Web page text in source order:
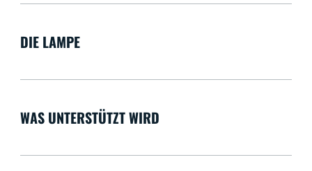
DIE LAMPE
WAS UNTERSTÜTZT WIRD